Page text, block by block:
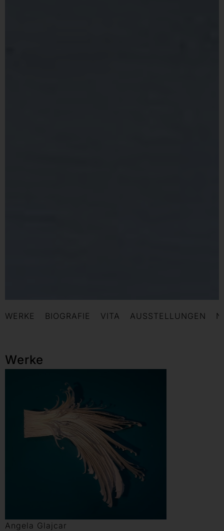
WERKE BIOGRAFIE VITA AUSSTELLUNGEN
Werke
Angela Glajcar